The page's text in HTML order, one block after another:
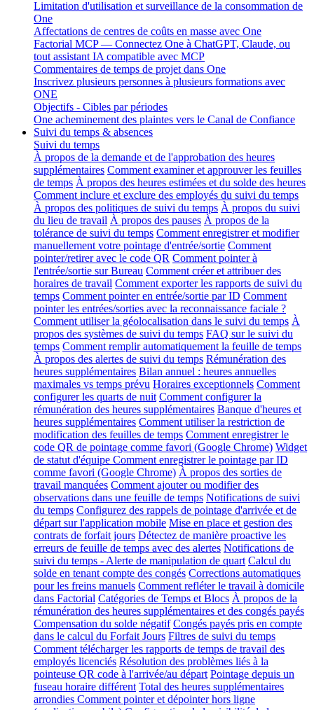
Limitation d'utilisation et surveillance de la consommation de
One
Affectations de centres de coûts en masse avec One
Factorial MCP — Connectez One à ChatGPT, Claude, ou
tout assistant IA compatible avec MCP
Commentaires de temps de projet dans One
Inscrivez plusieurs personnes à plusieurs formations avec
ONE
Objectifs - Cibles par périodes
One acheminement des plaintes vers le Canal de Confiance
Suivi du temps & absences
Suivi du temps
À propos de la demande et de l'approbation des heures
supplémentaires Comment examiner et approuver les feuilles
de temps À propos des heures estimées et du solde des heures
Comment inclure et exclure des employés du suivi du temps
À propos des politiques de suivi du temps À propos du suivi
du lieu de travail À propos des pauses À propos de la
tolérance de suivi du temps Comment enregistrer et modifier
manuellement votre pointage d'entrée/sortie Comment
pointer/retirer avec le code QR Comment pointer à
l'entrée/sortie sur Bureau Comment créer et attribuer des
horaires de travail Comment exporter les rapports de suivi du
temps Comment pointer en entrée/sortie par ID Comment
pointer les entrées/sorties avec la reconnaissance faciale ?
Comment utiliser la géolocalisation dans le suivi du temps À
propos des systèmes de suivi du temps FAQ sur le suivi du
temps Comment remplir automatiquement la feuille de temps
À propos des alertes de suivi du temps Rémunération des
heures supplémentaires Bilan annuel : heures annuelles
maximales vs temps prévu Horaires exceptionnels Comment
configurer les quarts de nuit Comment configurer la
rémunération des heures supplémentaires Banque d'heures et
heures supplémentaires Comment utiliser la restriction de
modification des feuilles de temps Comment enregistrer le
code QR de pointage comme favori (Google Chrome) Widget
de statut d'équipe Comment enregistrer le pointage par ID
comme favori (Google Chrome) À propos des sorties de
travail manquées Comment ajouter ou modifier des
observations dans une feuille de temps Notifications de suivi
du temps Configurez des rappels de pointage d'arrivée et de
départ sur l'application mobile Mise en place et gestion des
contrats de forfait jours Détectez de manière proactive les
erreurs de feuille de temps avec des alertes Notifications de
suivi du temps - Alerte de manipulation de quart Calcul du
solde en tenant compte des congés Corrections automatiques
pour les freins manuels Comment refléter le travail à domicile
dans Factorial Catégories de Temps et Blocs À propos de la
rémunération des heures supplémentaires et des congés payés
Compensation du solde négatif Congés payés pris en compte
dans le calcul du Forfait Jours Filtres de suivi du temps
Comment télécharger les rapports de temps de travail des
employés licenciés Résolution des problèmes liés à la
pointeuse QR code à l'arrivée/au départ Pointage depuis un
fuseau horaire différent Total des heures supplémentaires
arrondies Comment pointer et dépointer hors ligne